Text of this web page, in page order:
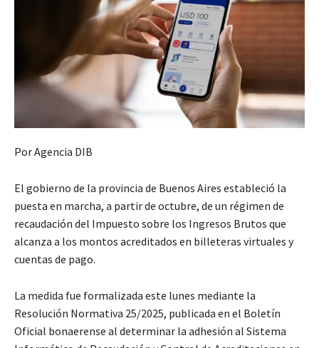
Por Agencia DIB
El gobierno de la provincia de Buenos Aires estableció la
puesta en marcha, a partir de octubre, de un régimen de
recaudación del Impuesto sobre los Ingresos Brutos que
alcanza a los montos acreditados en billeteras virtuales y
cuentas de pago.
La medida fue formalizada este lunes mediante la
Resolución Normativa 25/2025, publicada en el Boletín
Oficial bonaerense al determinar la adhesión al Sistema